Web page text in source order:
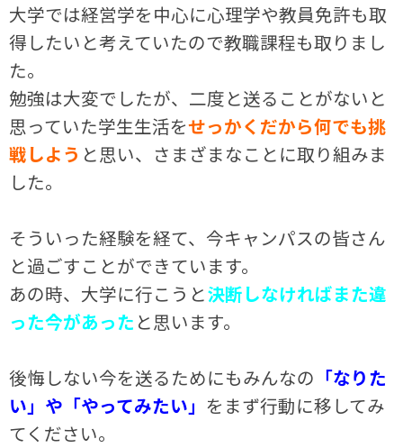
大学では経営学を中心に心理学や教員免許も取
得したいと考えていたので教職課程も取りまし
た。
勉強は大変でしたが、二度と送ることがないと
思っていた学生生活をせっかくだから何でも挑
戦しよう と思い、さまざまなことに取り組みま
した。
そういった経験を経て、今キャンパスの皆さん
と過ごすことができています。
あの時、大学に行こうと決断しなければまた違
った今があった と思います。
後悔しない今を送るためにもみんなの 「なりた
い」や「やってみたい」 をまず行動に移してみ
てください。